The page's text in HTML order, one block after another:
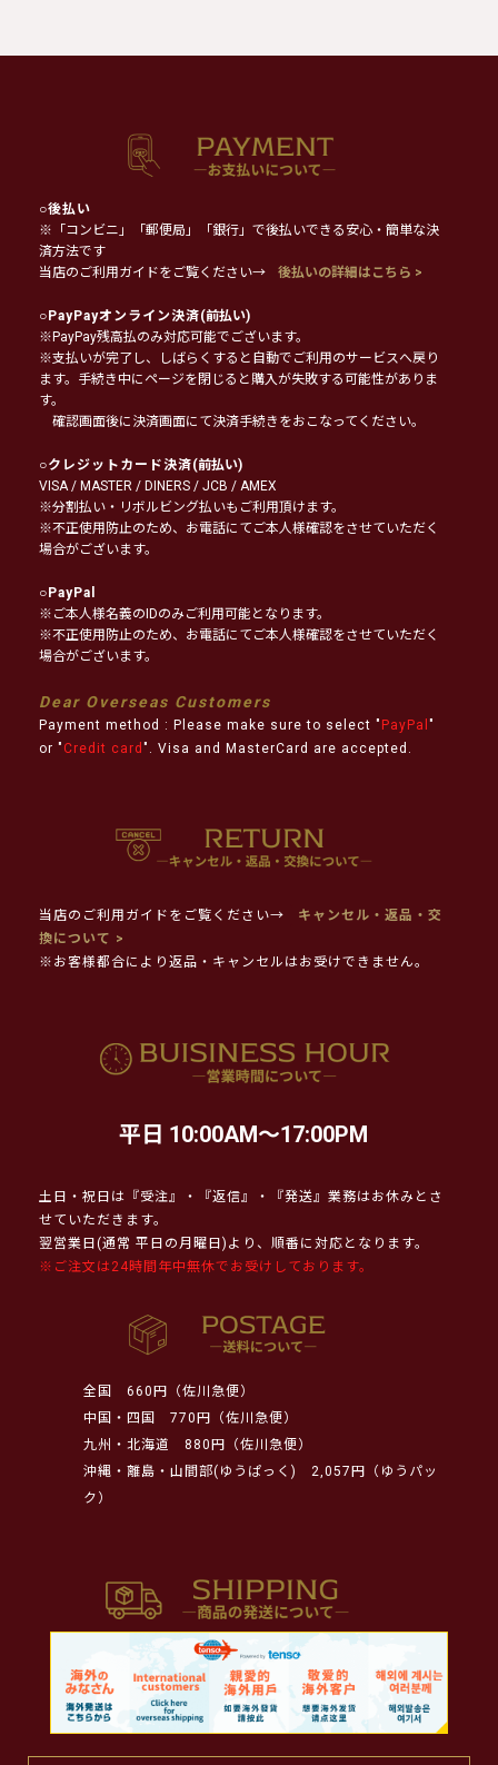
○後払い
※「コンビニ」「郵便局」「銀行」で後払いできる安心・簡単な決
済方法です
当店のご利用ガイドをご覧ください→
後払いの詳細はこちら >
○PayPayオンライン決済(前払い)
※PayPay残高払のみ対応可能でございます。
※支払いが完了し、しばらくすると自動でご利用のサービスへ戻り
ます。手続き中にページを閉じると購入が失敗する可能性がありま
す。
確認画面後に決済画面にて決済手続きをおこなってください。
○クレジットカード決済(前払い)
VISA / MASTER / DINERS / JCB / AMEX
※分割払い・リボルビング払いもご利用頂けます。
※不正使用防止のため、お電話にてご本人様確認をさせていただく
場合がございます。
○PayPal
※ご本人様名義のIDのみご利用可能となります。
※不正使用防止のため、お電話にてご本人様確認をさせていただく
場合がございます。
Dear Overseas Customers
Payment method : Please make sure to select " PayPal "
or " Credit card ". Visa and MasterCard are accepted.
当店のご利用ガイドをご覧ください→
キャンセル・返品・交
換について >
※お客様都合により返品・キャンセルはお受けできません。
平日 10:00AM～17:00PM
土日・祝日は『受注』・『返信』・『発送』業務はお休みとさ
せていただきます。
翌営業日(通常 平日の月曜日)より、順番に対応となります。
※ご注文は24時間年中無休でお受けしております。
全国
660円（佐川急便）
中国・四国
770円（佐川急便）
九州・北海道
880円（佐川急便）
沖縄・離島・山間部(ゆうぱっく)
2,057円（ゆうパッ
ク）